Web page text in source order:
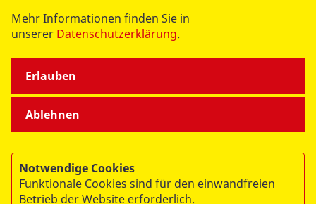
Am Köllnischen Park 1
© 2026 ASB Berlin
Mehr Informationen finden Sie in
unserer Datenschutzerklärung.
Ablehnen
Erlauben
Notwendige Cookies
Funktionale Cookies sind für den einwandfreien
Betrieb der Website erforderlich.